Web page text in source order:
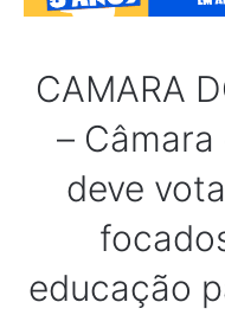
CAMARA
–
deve
educação